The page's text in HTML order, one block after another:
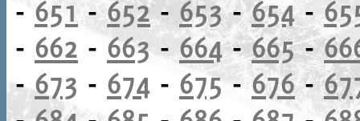
- 651 -652- 653-654-
- 662 - 663-664-665-
-673 - 674 - 675-676-